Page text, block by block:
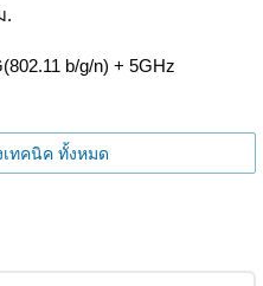
.
b/g/n) + 5GHz
ทคนิค ทั้งหมด